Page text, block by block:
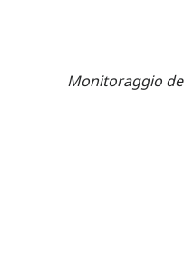
Monitoraggio